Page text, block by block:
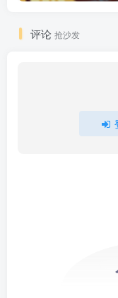
评论 抢沙发